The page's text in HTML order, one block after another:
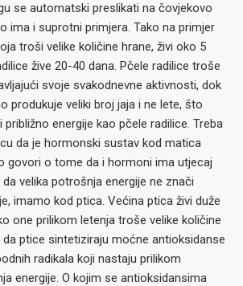
se automatski preslikati na čovjekovo
ima i suprotni primjera. Tako na primjer
troši velike količine hrane, živi oko 5
žive 20-40 dana. Pčele radilice troše
svoje svakodnevne aktivnosti, dok
produkuje veliki broj jaja i ne lete, što
energije kao pčele radilice. Treba
da je hormonski sustav kod matica
govori o tome da i hormoni ima utjecaj
velika potrošnja energije ne znači
imamo kod ptica. Većina ptica živi duže
one prilikom letenja troše velike količine
da ptice sintetiziraju moćne antioksidanse
radikala koji nastaju prilikom
energije. O kojim se antioksidansima